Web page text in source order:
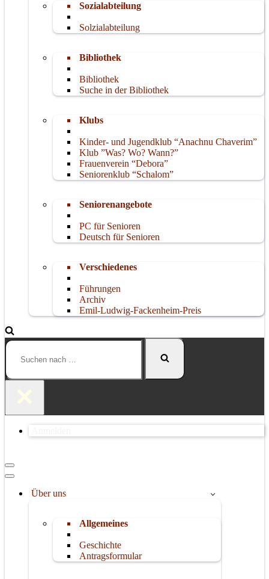
Sozialabteilung
Solzialabteilung
Bibliothek
Bibliothek
Suche in der Bibliothek
Klubs
Kinder- und Jugendklub “Anachnu Chaverim”
Klub ”Was? Wo? Wann?”
Frauenverein “Debora”
Seniorenklub “Schalom”
Seniorenangebote
PC für Senioren
Deutsch für Senioren
Verschiedenes
Führungen
Archiv
Emil-Ludwig-Fackenheim-Preis
Suchen
Navigationsmenü
Navigationsmenü
Über uns
Allgemeines
Geschichte
Antragsformular